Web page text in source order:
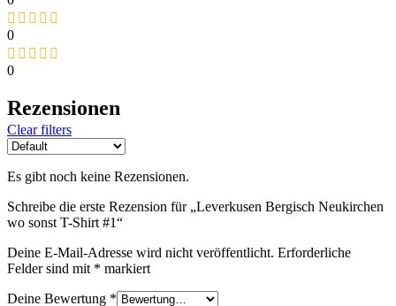
0
0
Rezensionen
Clear filters
Es gibt noch keine Rezensionen.
Schreibe die erste Rezension für „Leverkusen Bergisch Neukirchen
wo sonst T-Shirt #1“
Deine E-Mail-Adresse wird nicht veröffentlicht. Erforderliche
Felder sind mit * markiert
Deine Bewertung *